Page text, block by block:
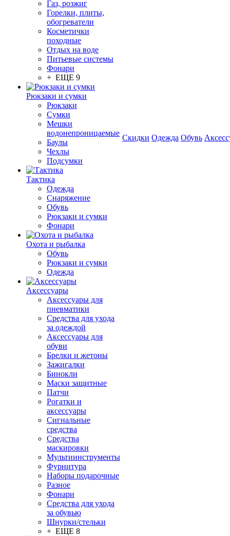
Газ, розжиг
Горелки, плиты,
обогреватели
Косметички
походные
Отдых на воде
Питьевые системы
Фонари
+ ЕЩЕ 9
Рюкзаки и сумки
Рюкзаки
Сумки
Мешки
водонепроницаемые
Баулы
Чехлы
Подсумки
Тактика
Одежда
Снаряжение
Обувь
Рюкзаки и сумки
Фонари
Охота и рыбалка
Обувь
Рюкзаки и сумки
Одежда
Аксессуары
Аксессуары для
пневматики
Средства для ухода
за одеждой
Аксессуары для
обуви
Брелки и жетоны
Зажигалки
Бинокли
Маски защитные
Патчи
Рогатки и
аксессуары
Сигнальные
средства
Средства
маскировки
Мультиинструменты
Фурнитура
Наборы подарочные
Разное
Фонари
Средства для ухода
за обувью
Шнурки/стельки
+ ЕЩЕ 8
Скидки Одежда Обувь